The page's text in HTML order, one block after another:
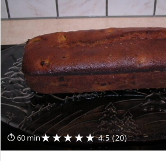
⏱ 60 min★★★★★ 4.5 (20)